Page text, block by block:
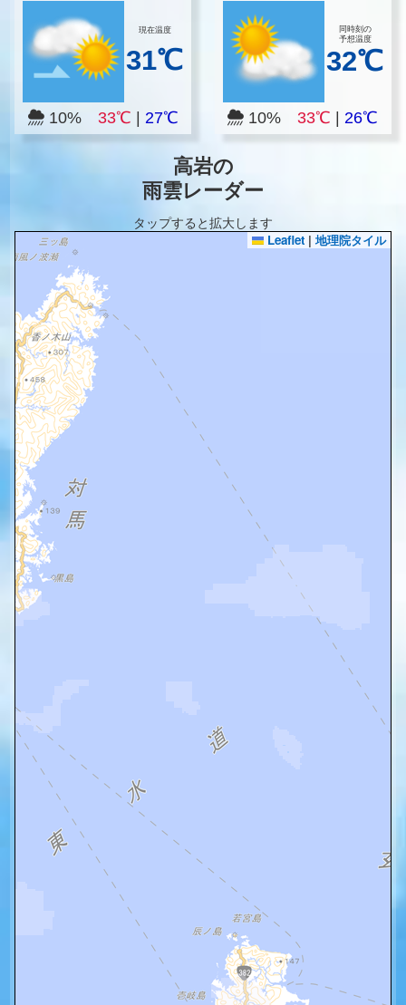
現在温度
31℃
10% 33℃ 27℃
同時刻の
予想温度
32℃
10% 33℃ |26℃
高岩の
雨雲レーダー
タップすると拡大します
Leaflet | 地理院タイル